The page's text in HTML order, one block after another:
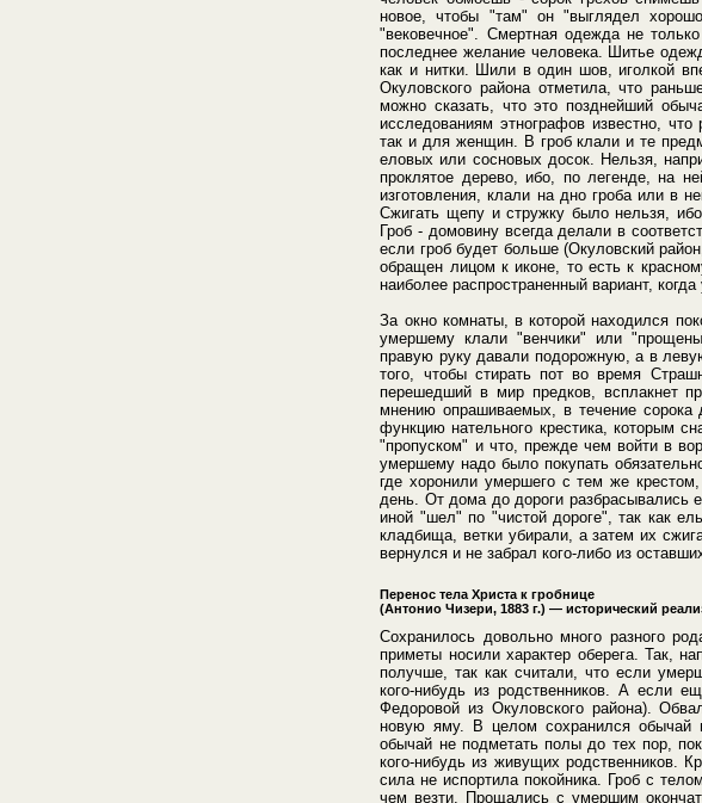
новое, чтобы "там" он "выглядел
"вековечное". Смертная одежда не
последнее желание человека. Шитье
как и нитки. Шили в один шов, иголкой
Окуловского района отметила, что
можно сказать, что это позднейший
исследованиям этнографов известно,
так и для женщин. В гроб клали и те
еловых или сосновых досок. Нельзя,
проклятое дерево, ибо, по легенде, на
изготовления, клали на дно гроба или в
Сжигать щепу и стружку было нельзя,
Гроб - домовину всегда делали в
если гроб будет больше (Окуловский
обращен лицом к иконе, то есть к
наиболее распространенный вариант,
За окно комнаты, в которой находился
умершему клали "венчики" или
правую руку давали подорожную, а в
того, чтобы стирать пот во время
перешедший в мир предков, всплакнет
мнению опрашиваемых, в течение сорока
функцию нательного крестика, которым
"пропуском" и что, прежде чем войти в
умершему надо было покупать
где хоронили умершего с тем же
день. От дома до дороги разбрасывались
иной "шел" по "чистой дороге", так как
кладбища, ветки убирали, а затем их
вернулся и не забрал кого-либо из
Перенос тела Христа к гробнице
(Антонио Чизери, 1883 г.) — исторический
Сохранилось довольно много разного
приметы носили характер оберега. Так,
получше, так как считали, что если
кого-нибудь из родственников. А если
Федоровой из Окуловского района).
новую яму. В целом сохранился обычай
обычай не подметать полы до тех пор,
кого-нибудь из живущих родственников.
сила не испортила покойника. Гроб с
чем везти. Прощались с умершим